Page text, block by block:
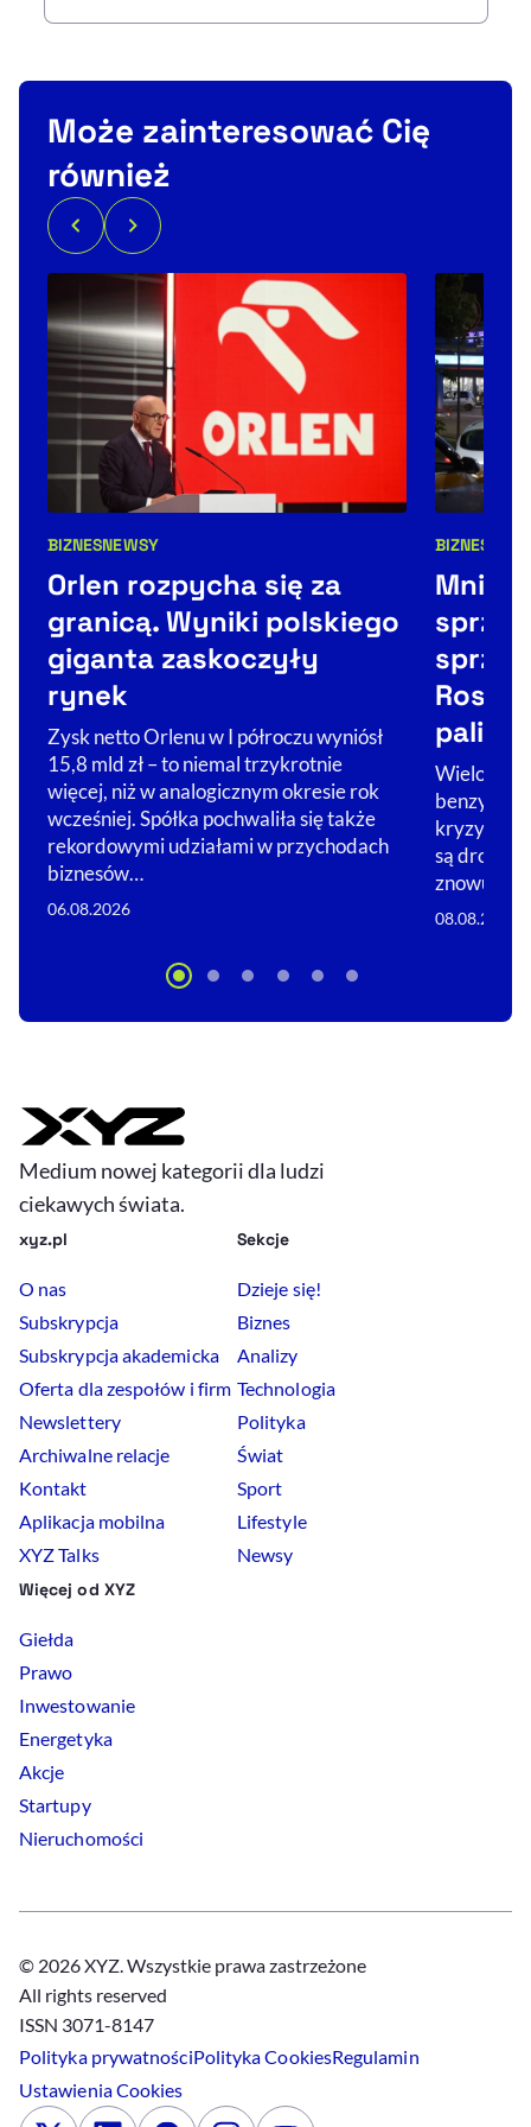
Może zainteresować Cię
również
Kategorie artykułu:
BIZNESNEWSY
Orlen rozpycha się za
granicą. Wyniki polskiego
giganta zaskoczyły
rynek
Zysk netto Orlenu w I półroczu wyniósł
15,8 mld zł – to niemal trzykrotnie
więcej, niż w analogicznym okresie rok
wcześniej. Spółka pochwaliła się także
rekordowymi udziałami w przychodach
biznesów…
06.08.2026
BIZNES
Rosji
kryzysu
są drobni
znowu
08.08.2026
Medium nowej kategorii dla ludzi
ciekawych świata.
xyz.pl
O nas
Subskrypcja
Subskrypcja akademicka
Oferta dla zespołów i firm
Newslettery
Archiwalne relacje
Kontakt
Aplikacja mobilna
XYZ Talks
Sekcje
Dzieje się!
Biznes
Analizy
Technologia
Polityka
Świat
Sport
Lifestyle
Newsy
Więcej od XYZ
Giełda
Prawo
Inwestowanie
Energetyka
Akcje
Startupy
Nieruchomości
© 2026 XYZ. Wszystkie prawa zastrzeżone
All rights reserved
ISSN 3071-8147
Polityka prywatnościPolitykaCookiesRegulamin
UstawieniaCookies